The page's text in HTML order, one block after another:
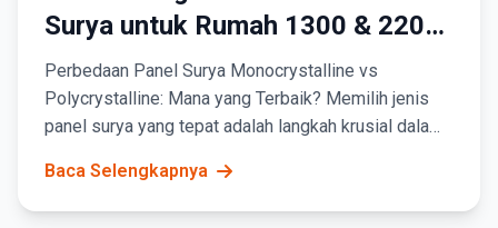
Surya untuk Rumah 1300 & 2200
VA | Panduan 2024
Perbedaan Panel Surya Monocrystalline vs
Polycrystalline: Mana yang Terbaik? Memilih jenis
panel surya yang tepat adalah langkah krusial dalam
Baca Selengkapnya